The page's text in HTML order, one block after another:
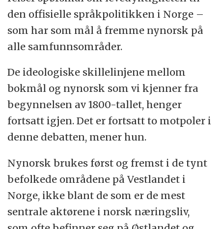
den offisielle språkpolitikken i Norge –
som har som mål å fremme nynorsk på
alle samfunnsområder.
De ideologiske skillelinjene mellom
bokmål og nynorsk som vi kjenner fra
begynnelsen av 1800-tallet, henger
fortsatt igjen. Det er fortsatt to motpoler i
denne debatten, mener hun.
Nynorsk brukes først og fremst i de tynt
befolkede områdene på Vestlandet i
Norge, ikke blant de som er de mest
sentrale aktørene i norsk næringsliv,